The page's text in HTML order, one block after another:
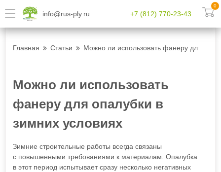
info@rus-ply.ru +7 (812) 770-23-43
0
Главная Статьи Можно ли использовать фанеру для
Можно ли использовать
фанеру для опалубки в
зимних условиях
Зимние строительные работы всегда связаны
с повышенными требованиями к материалам. Опалубка
в этот период испытывает сразу несколько негативных